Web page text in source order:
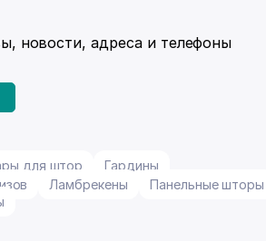
новости, адреса и телефоны
для штор
Гардины
Ламбрекены
Панельные шторы